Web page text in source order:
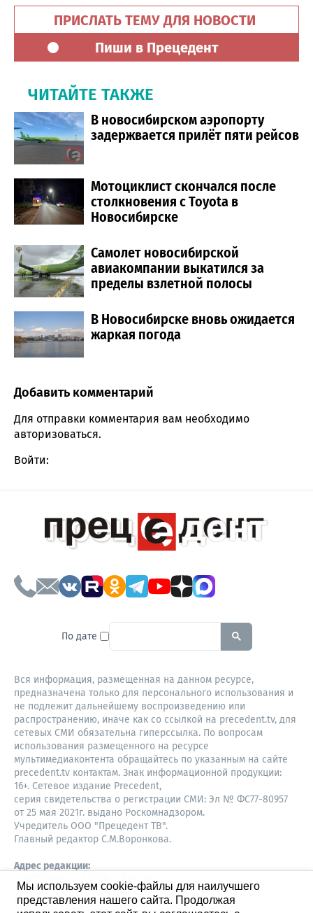
ПРИСЛАТЬ ТЕМУ ДЛЯ НОВОСТИ
Пиши в Прецедент
ЧИТАЙТЕ ТАКЖЕ
В новосибирском аэропорту
задержвается прилёт пяти рейсов
Мотоциклист скончался после
столкновения с Toyota в
Новосибирске
Самолет новосибирской
авиакомпании выкатился за
пределы взлетной полосы
В Новосибирске вновь ожидается
жаркая погода
Comment section
Добавить комментарий
Для отправки комментария вам необходимо
авторизоваться.
Войти:
По дате To search this site, enter a
Вся информация, размещенная на данном ресурсе,
предназначена только для персонального использования и
не подлежит дальнейшему воспроизведению или
распространению, иначе как со ссылкой на precedent.tv, для
сетевых СМИ обязательна гиперссылка. По вопросам
использования размещенного на ресурсе
мультимедиаконтента обращайтесь по указанным на сайте
precedent.tv контактам. Знак информационной продукции:
16+. Сетевое издание Precedent,
серия свидетельства о регистрации СМИ: Эл № ФС77-80957
от 25 мая 2021г. выдано Роскомнадзором.
Учредитель ООО "Прецедент ТВ".
Главный редактор С.М.Воронкова.
Адрес редакции:
630087,
Новосибирск
Мы используем cookie-файлы для наилучшего
представления нашего сайта. Продолжая